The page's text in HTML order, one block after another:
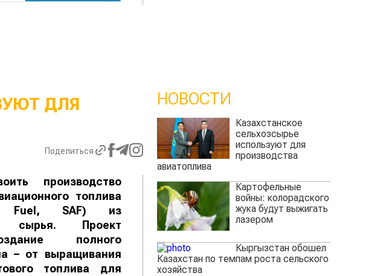
ДЛЯ
Поделиться
производство
топлива
Fuel, SAF) из
сырья. Проект
полного
– от выращивания
топлива для
НОВОСТИ
Казахстанское
сельхозсырье
используют для
производства
авиатоплива
Картофельные
войны: колорадского
жука будут выжигать
лазером
Кыргызстан обошел
Казахстан по темпам роста сельского
хозяйства